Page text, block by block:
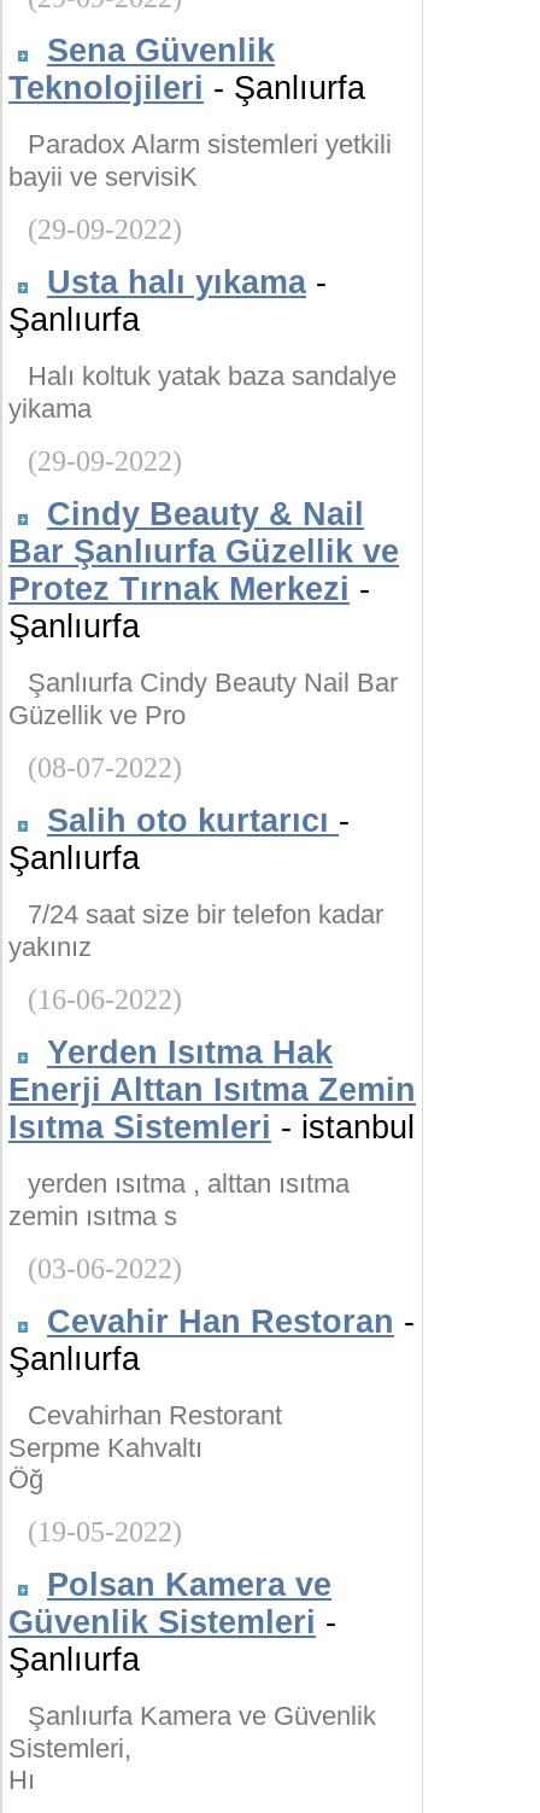
Sena Güvenlik
Teknolojileri - Şanlıurfa
Paradox Alarm sistemleri yetkili
bayii ve servisiK
(29-09-2022)
Usta halı yıkama-
Şanlıurfa
Halı koltuk yatak baza sandalye
yikama
(29-09-2022)
Cindy Beauty & Nail
Bar Şanlıurfa Güzellik ve
Protez Tırnak Merkezi -
Şanlıurfa
Şanlıurfa Cindy Beauty Nail Bar
Güzellik ve Pro
(08-07-2022)
Salih oto kurtarıcı -
Şanlıurfa
7/24 saat size bir telefon kadar
yakınız
(16-06-2022)
Yerden Isıtma Hak
Enerji Alttan Isıtma Zemin
Isıtma Sistemleri - istanbul
yerden ısıtma , alttan ısıtma
zemin ısıtma s
(03-06-2022)
Cevahir Han Restoran -
Şanlıurfa
Cevahirhan Restorant
Serpme Kahvaltı
Öğ
(19-05-2022)
Polsan Kamera ve
Güvenlik Sistemleri -
Şanlıurfa
Şanlıurfa Kamera ve Güvenlik
Sistemleri,
Hı